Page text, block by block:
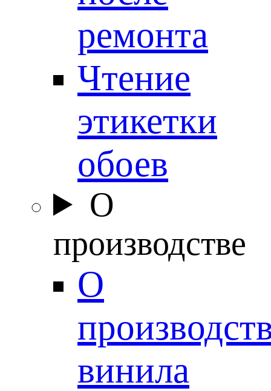
ремонта
Чтение
этикетки
обоев
О
производстве
О
винила